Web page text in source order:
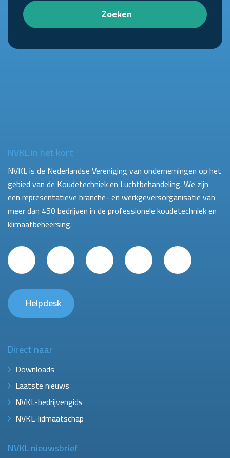
Zoeken
NVKL in het kort
NVKL is de Nederlandse Vereniging van ondernemingen op het
gebied van de Koudetechniek en Luchtbehandeling. We zijn
een representatieve branche- en werkgeversorganisatie van
meer dan 450 bedrijven in de professionele koudetechniek en
klimaatbeheersing.
Helpdesk
Direct naar
Downloads
Laatste nieuws
NVKL-bedrijvengids
NVKL-lidmaatschap
NVKL nieuwsbrief